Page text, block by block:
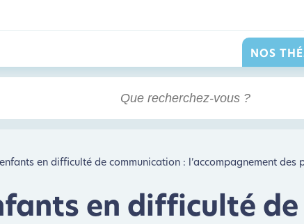
NOS
en difficulté de communication : l’accompagnement des
en difficulté